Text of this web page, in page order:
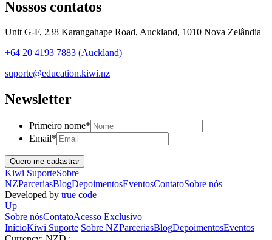
Nossos contatos
Unit G-F, 238 Karangahape Road, Auckland, 1010 Nova Zelândia
+64 20 4193 7883 (Auckland)
suporte@education.kiwi.nz
Newsletter
Primeiro nome*
Email*
Kiwi SuporteSobre
NZParceriasBlogDepoimentosEventosContatoSobre nós
Developed by true code
Up
Sobre nósContatoAcesso Exclusivo
InícioKiwi Suporte Sobre NZParceriasBlogDepoimentosEventos